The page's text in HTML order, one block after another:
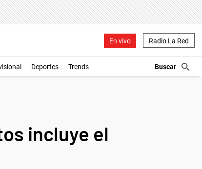
En vivo Radio La Red
Deportes Trends
incluye el